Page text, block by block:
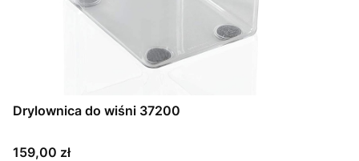
Drylownica do wiśni 37200
Cena
159,00 zł